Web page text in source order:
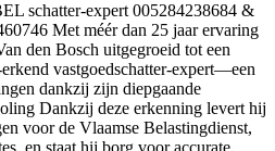
schatter-expert 005284238684 &
Met méér dan 25 jaar ervaring
den Bosch uitgegroeid tot een
vastgoedschatter-expert—een
dankzij zijn diepgaande
Dankzij deze erkenning levert hij
voor de Vlaamse Belastingdienst,